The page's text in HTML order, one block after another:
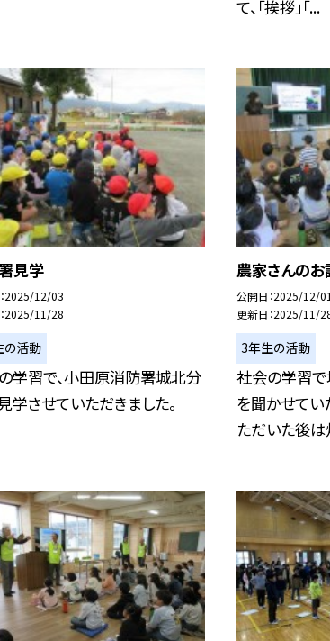
て、「挨拶」「...
見学
2025/12/03
2025/11/28
の活動
学習で、小田原消防署城北分
学させていただきました。
農家さんのお
公開日 2025/12/01
更新日 2025/11/
3年生の活動
社会の学習
を聞かせてい
ただいた後は